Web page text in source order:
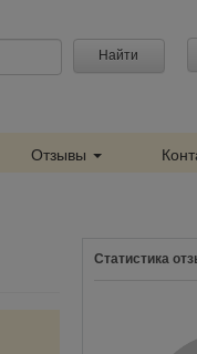
Найти
Отзывы
Статистика